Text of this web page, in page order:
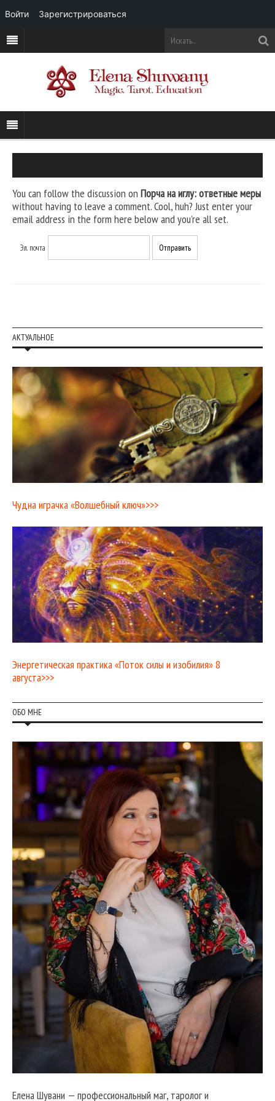
You can follow the discussion on Порча на иглу: ответные меры
without having to leave a comment. Cool, huh? Just enter your
email address in the form here below and you’re all set.
Эл. почта
АКТУАЛЬНОЕ
Чудна играчка «Волшебный ключ»>>>
Энергетическая практика «Поток силы и изобилия» 8
августа>>>
ОБО МНЕ
Елена Шувани — профессиональный маг, таролог и
Войти Зарегистрироваться